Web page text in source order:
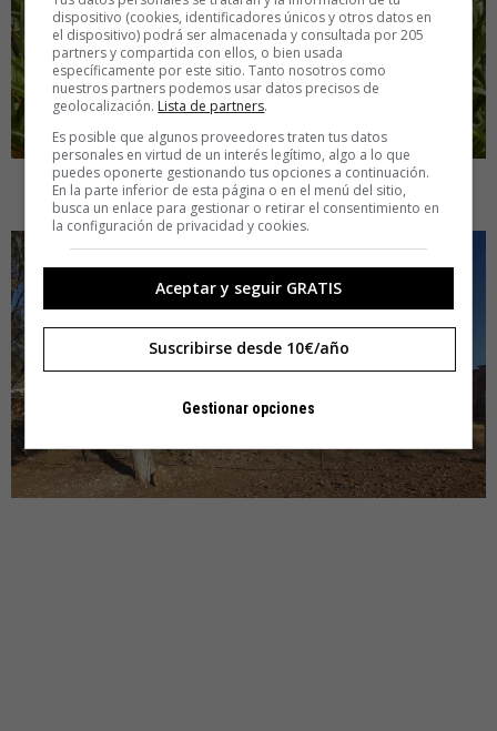
6.Rodalquilarte: arte en el desierto
dispositivo (cookies, identificadores únicos y otros datos en
el dispositivo) podrá ser almacenada y consultada por 205
partners y compartida con ellos, o bien usada
específicamente por este sitio. Tanto nosotros como
nuestros partners podemos usar datos precisos de
geolocalización. Lista de partners.
Es posible que algunos proveedores traten tus datos
personales en virtud de un interés legítimo, algo a lo que
puedes oponerte gestionando tus opciones a continuación.
En la parte inferior de esta página o en el menú del sitio,
busca un enlace para gestionar o retirar el consentimiento en
la configuración de privacidad y cookies.
Aceptar y seguir GRATIS
Suscribirse desde 10€/año
Gestionar opciones